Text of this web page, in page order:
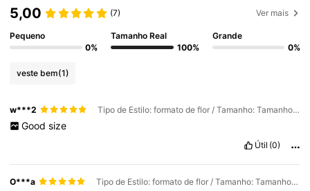
5,00 (7) Ver mais
Pequeno
0%
Tamanho Real
100%
Grande
0%
veste bem(1)
w***2 Tipo de Estilo: formato de flor / Tamanho: Tamanho Único
Good size
Útil (0)
O***a Tipo de Estilo: formato de flor / Tamanho: Tamanho Único